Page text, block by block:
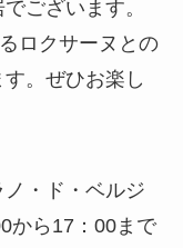
ございます。
ロクサーヌとの
。ぜひお楽し
・ド・ベルジ
から17：00まで